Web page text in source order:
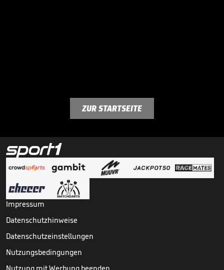
ZUR STARTSEITE
Impressum
Datenschutzhinweise
Datenschutzeinstellungen
Nutzungsbedingungen